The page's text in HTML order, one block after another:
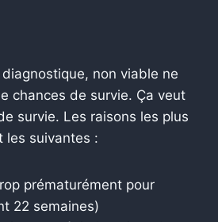
diagnostique, non viable ne
chances de survie. Ça veut
survie. Les raisons les plus
les suivantes :
prématurément pour
22 semaines)